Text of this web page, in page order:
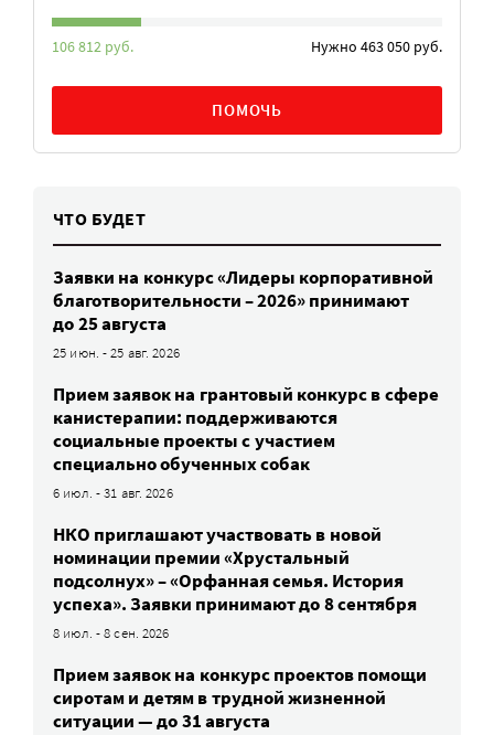
106 812 руб. Нужно 463 050 руб.
ПОМОЧЬ
ЧТО БУДЕТ
Заявки на конкурс «Лидеры корпоративной
благотворительности – 2026» принимают
до 25 августа
25 июн. - 25 авг. 2026
Прием заявок на грантовый конкурс в сфере
канистерапии: поддерживаются
социальные проекты с участием
специально обученных собак
6 июл. - 31 авг. 2026
НКО приглашают участвовать в новой
номинации премии «Хрустальный
подсолнух» – «Орфанная семья. История
успеха». Заявки принимают до 8 сентября
8 июл. - 8 сен. 2026
Прием заявок на конкурс проектов помощи
сиротам и детям в трудной жизненной
ситуации — до 31 августа